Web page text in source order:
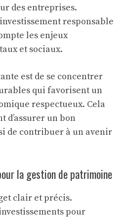
des entreprises.
investissement responsable
les enjeux
et sociaux.
est de se concentrer
qui favorisent un
respectueux. Cela
d’assurer un bon
de contribuer à un avenir
la gestion de patrimoine
clair et précis.
pour